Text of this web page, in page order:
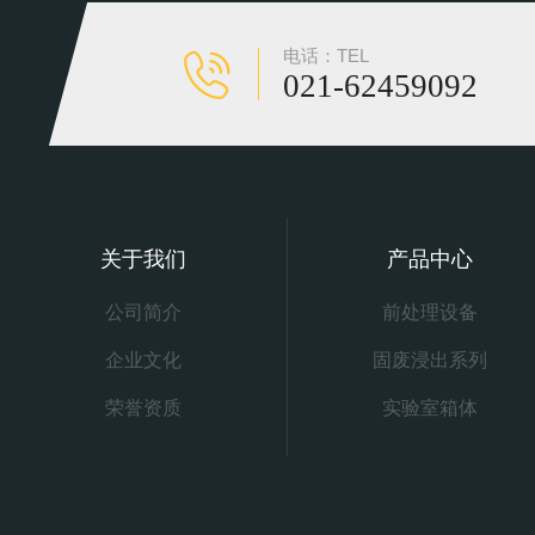
电话：TEL
021-62459092
关于我们
公司简介
企业文化
荣誉资质
产品中心
前处理设备
固废浸出系列
实验室箱体